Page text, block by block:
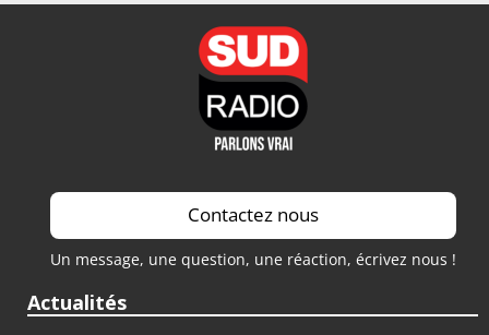
Contactez nous
Un message, une question, une réaction, écrivez nous !
Actualités